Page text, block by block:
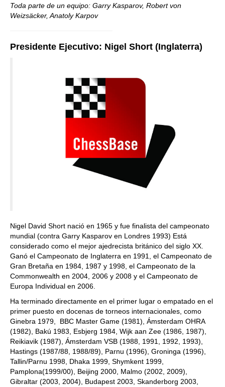
Toda parte de un equipo: Garry Kasparov, Robert von
Weizsäcker, Anatoly Karpov
Presidente Ejecutivo: Nigel Short (Inglaterra)
Nigel David Short nació en 1965 y fue finalista del campeonato
mundial (contra Garry Kasparov en Londres 1993) Está
considerado como el mejor ajedrecista británico del siglo XX.
Ganó el Campeonato de Inglaterra en 1991, el Campeonato de
Gran Bretaña en 1984, 1987 y 1998, el Campeonato de la
Commonwealth en 2004, 2006 y 2008 y el Campeonato de
Europa Individual en 2006.
Ha terminado directamente en el primer lugar o empatado en el
primer puesto en docenas de torneos internacionales, como
Ginebra 1979, BBC Master Game (1981), Ámsterdam OHRA
(1982), Bakú 1983, Esbjerg 1984, Wijk aan Zee (1986, 1987),
Reikiavik (1987), Ámsterdam VSB (1988, 1991, 1992, 1993),
Hastings (1987/88, 1988/89), Parnu (1996), Groninga (1996),
Tallin/Parnu 1998, Dhaka 1999, Shymkent 1999,
Pamplona(1999/00), Beijing 2000, Malmo (2002, 2009),
Gibraltar (2003, 2004), Budapest 2003, Skanderborg 2003,